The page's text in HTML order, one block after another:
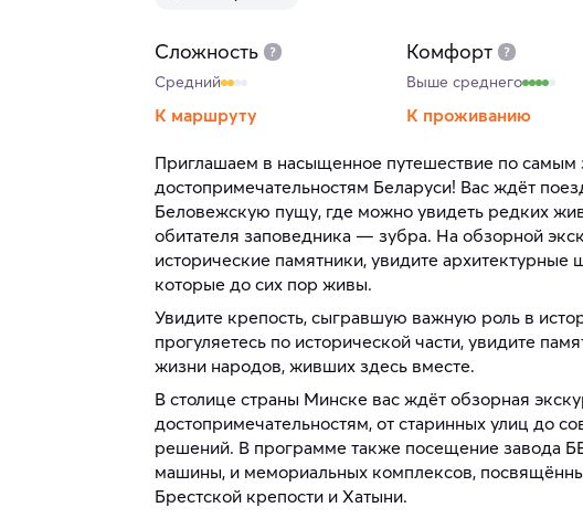
Сложность
Средний
К маршруту
Комфорт
Выше среднего
К проживанию
Приглашаем в насыщенное путешествие по самым
достопримечательностям Беларуси! Вас ждёт
Беловежскую пущу, где можно увидеть редких
обитателя заповедника — зубра. На обзорной
исторические памятники, увидите
которые до сих пор живы.
Увидите крепость, сыгравшую важную роль в
прогуляетесь по исторической части, увидите
жизни народов, живших здесь вместе.
В столице страны Минске вас ждёт обзорная
достопримечательностям, от старинных улиц до
решений. В программе также посещение завода
машины, и мемориальных комплексов,
Брестской крепости и Хатыни.